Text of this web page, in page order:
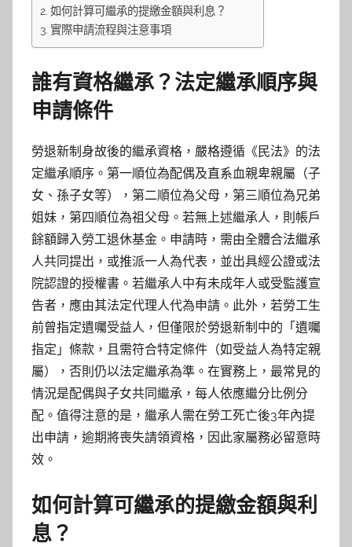
如何計算可繼承的提繳金額與利息？
實際申請流程與注意事項
誰有資格繼承？法定繼承順序與
申請條件
勞退新制身故後的繼承資格，嚴格遵循《民法》的法
定繼承順序。第一順位為配偶及直系血親卑親屬（子
女、孫子女等），第二順位為父母，第三順位為兄弟
姐妹，第四順位為祖父母。若無上述繼承人，則帳戶
餘額歸入勞工退休基金。申請時，需由全體合法繼承
人共同提出，或推派一人為代表，並出具經公證或法
院認證的授權書。若繼承人中有未成年人或受監護宣
告者，應由其法定代理人代為申請。此外，若勞工生
前曾指定遺囑受益人，但僅限於勞退新制中的「遺囑
指定」條款，且需符合特定條件（如受益人為特定親
屬），否則仍以法定繼承為準。在實務上，最常見的
情況是配偶與子女共同繼承，每人依應繼分比例分
配。值得注意的是，繼承人需在勞工死亡後3年內提
出申請，逾期將喪失請領資格，因此家屬務必留意時
效。
如何計算可繼承的提繳金額與利
息？